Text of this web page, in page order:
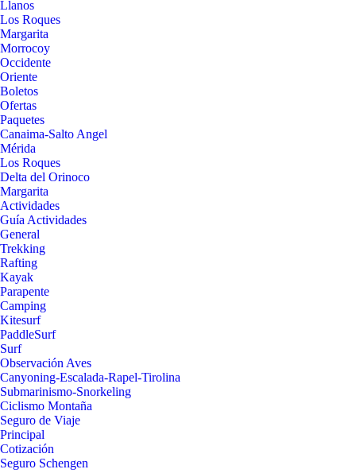
Llanos
Los Roques
Margarita
Morrocoy
Occidente
Oriente
Boletos
Ofertas
Paquetes
Canaima-Salto Angel
Mérida
Los Roques
Delta del Orinoco
Margarita
Actividades
Guía Actividades
General
Trekking
Rafting
Kayak
Parapente
Camping
Kitesurf
PaddleSurf
Surf
Observación Aves
Canyoning-Escalada-Rapel-Tirolina
Submarinismo-Snorkeling
Ciclismo Montaña
Seguro de Viaje
Principal
Cotización
Seguro Schengen